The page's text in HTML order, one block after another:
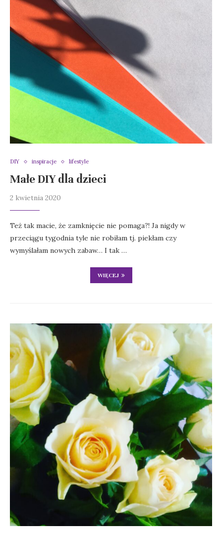
DIY inspiracje lifestyle
Małe DIY dla dzieci
2 kwietnia 2020
Też tak macie, że zamknięcie nie pomaga?! Ja nigdy w
przeciągu tygodnia tyle nie robiłam tj. piekłam czy
wymyślałam nowych zabaw… I tak …
WIĘCEJ